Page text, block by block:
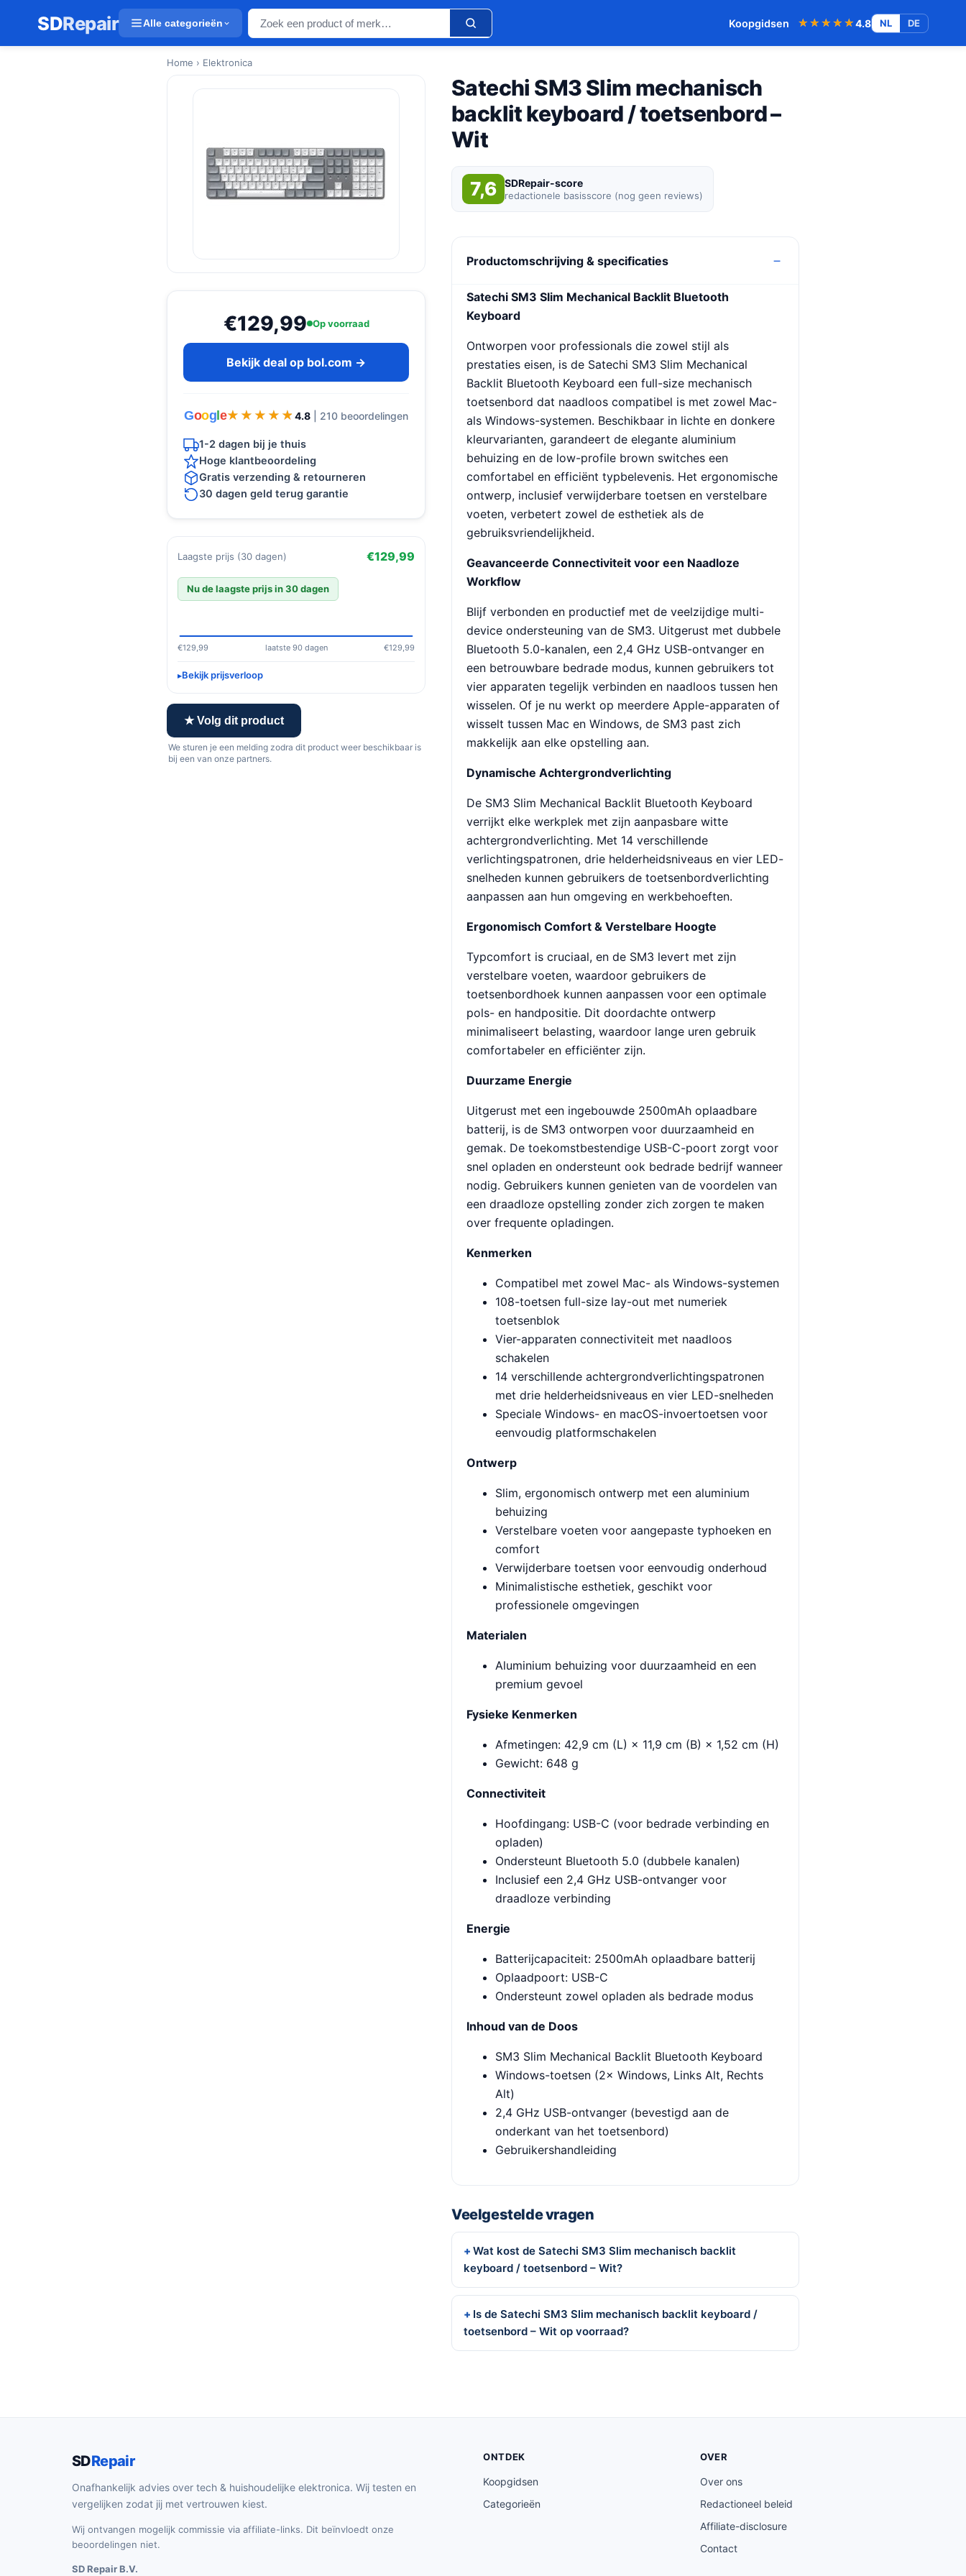
SDRepair Alle categorieën Koopgidsen ★★★★★
★★★★★4.8 NL DE
Home › Elektronica
€129,99 Op voorraad
Bekijk deal op bol.com →
Goog e★★★★★
★★★★★ 4.8 | 210 beoordelingen
1-2 dagen bij je thuis
Hoge klantbeoordeling
Gratis verzending & retourneren
30 dagen geld terug garantie
Laagste prijs (30 dagen) €129,99
Nu de laagste prijs in 30 dagen
€129,99 laatste 90 dagen €129,99
Bekijk prijsverloop
★ Volg dit product
We sturen je een melding zodra dit product weer beschikbaar is
bij een van onze partners.
Satechi SM3 Slim mechanisch
backlit keyboard / toetsenbord –
Wit
7,6 SDRepair-score
redactionele basisscore (nog geen reviews)
Productomschrijving & specificaties
Satechi SM3 Slim Mechanical Backlit Bluetooth
Keyboard
Ontworpen voor professionals die zowel stijl als
prestaties eisen, is de Satechi SM3 Slim Mechanical
Backlit Bluetooth Keyboard een full-size mechanisch
toetsenbord dat naadloos compatibel is met zowel Mac-
als Windows-systemen. Beschikbaar in lichte en donkere
kleurvarianten, garandeert de elegante aluminium
behuizing en de low-profile brown switches een
comfortabel en efficiënt typbelevenis. Het ergonomische
ontwerp, inclusief verwijderbare toetsen en verstelbare
voeten, verbetert zowel de esthetiek als de
gebruiksvriendelijkheid.
Geavanceerde Connectiviteit voor een Naadloze
Workflow
Blijf verbonden en productief met de veelzijdige multi-
device ondersteuning van de SM3. Uitgerust met dubbele
Bluetooth 5.0-kanalen, een 2,4 GHz USB-ontvanger en
een betrouwbare bedrade modus, kunnen gebruikers tot
vier apparaten tegelijk verbinden en naadloos tussen hen
wisselen. Of je nu werkt op meerdere Apple-apparaten of
wisselt tussen Mac en Windows, de SM3 past zich
makkelijk aan elke opstelling aan.
Dynamische Achtergrondverlichting
De SM3 Slim Mechanical Backlit Bluetooth Keyboard
verrijkt elke werkplek met zijn aanpasbare witte
achtergrondverlichting. Met 14 verschillende
verlichtingspatronen, drie helderheidsniveaus en vier LED-
snelheden kunnen gebruikers de toetsenbordverlichting
aanpassen aan hun omgeving en werkbehoeften.
Ergonomisch Comfort & Verstelbare Hoogte
Typcomfort is cruciaal, en de SM3 levert met zijn
verstelbare voeten, waardoor gebruikers de
toetsenbordhoek kunnen aanpassen voor een optimale
pols- en handpositie. Dit doordachte ontwerp
minimaliseert belasting, waardoor lange uren gebruik
comfortabeler en efficiënter zijn.
Duurzame Energie
Uitgerust met een ingebouwde 2500mAh oplaadbare
batterij, is de SM3 ontworpen voor duurzaamheid en
gemak. De toekomstbestendige USB-C-poort zorgt voor
snel opladen en ondersteunt ook bedrade bedrijf wanneer
nodig. Gebruikers kunnen genieten van de voordelen van
een draadloze opstelling zonder zich zorgen te maken
over frequente opladingen.
Kenmerken
Compatibel met zowel Mac- als Windows-systemen
108-toetsen full-size lay-out met numeriek
toetsenblok
Vier-apparaten connectiviteit met naadloos
schakelen
14 verschillende achtergrondverlichtingspatronen
met drie helderheidsniveaus en vier LED-snelheden
Speciale Windows- en macOS-invoertoetsen voor
eenvoudig platformschakelen
Ontwerp
Slim, ergonomisch ontwerp met een aluminium
behuizing
Verstelbare voeten voor aangepaste typhoeken en
comfort
Verwijderbare toetsen voor eenvoudig onderhoud
Minimalistische esthetiek, geschikt voor
professionele omgevingen
Materialen
Aluminium behuizing voor duurzaamheid en een
premium gevoel
Fysieke Kenmerken
Afmetingen: 42,9 cm (L) × 11,9 cm (B) × 1,52 cm (H)
Gewicht: 648 g
Connectiviteit
Hoofdingang: USB-C (voor bedrade verbinding en
opladen)
Ondersteunt Bluetooth 5.0 (dubbele kanalen)
Inclusief een 2,4 GHz USB-ontvanger voor
draadloze verbinding
Energie
Batterijcapaciteit: 2500mAh oplaadbare batterij
Oplaadpoort: USB-C
Ondersteunt zowel opladen als bedrade modus
Inhoud van de Doos
SM3 Slim Mechanical Backlit Bluetooth Keyboard
Windows-toetsen (2× Windows, Links Alt, Rechts
Alt)
2,4 GHz USB-ontvanger (bevestigd aan de
onderkant van het toetsenbord)
Gebruikershandleiding
Veelgestelde vragen
Wat kost de Satechi SM3 Slim mechanisch backlit
keyboard / toetsenbord – Wit?
Is de Satechi SM3 Slim mechanisch backlit keyboard /
toetsenbord – Wit op voorraad?
SDRepair
Onafhankelijk advies over tech & huishoudelijke elektronica. Wij testen en
vergelijken zodat jij met vertrouwen kiest.
Wij ontvangen mogelijk commissie via affiliate-links. Dit beïnvloedt onze
beoordelingen niet.
SD Repair B.V.
ONTDEK
Koopgidsen
Categorieën
OVER
Over ons
Redactioneel beleid
Affiliate-disclosure
Contact